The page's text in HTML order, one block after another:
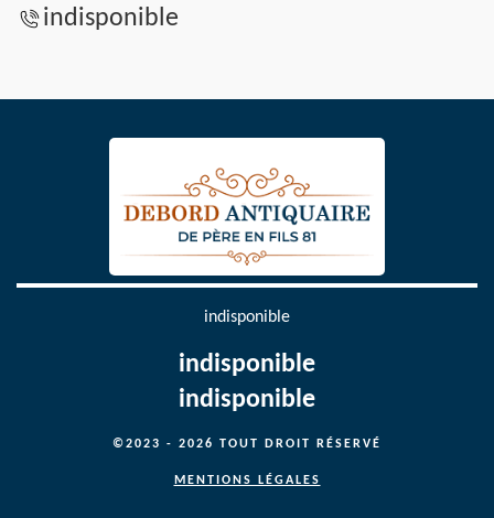
indisponible
indisponible
indisponible
indisponible
©2023 - 2026 TOUT DROIT RÉSERVÉ
MENTIONS LÉGALES